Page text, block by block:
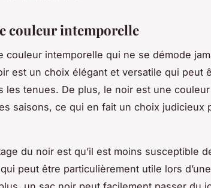
couleur intemporelle
couleur intemporelle qui ne se démode
est un choix élégant et versatile qui peut
les tenues. De plus, le noir est une
saisons, ce qui en fait un choix judicieux
du noir est qu’il est moins susceptible
peut être particulièrement utile lors